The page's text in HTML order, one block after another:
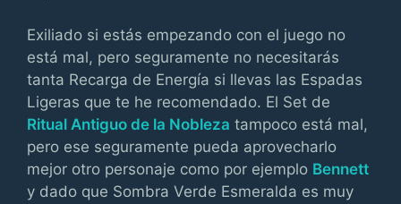
Exiliado si estás empezando con el juego no
está mal, pero seguramente no necesitarás
tanta Recarga de Energía si llevas las Espadas
Ligeras que te he recomendado. El Set de
Ritual Antiguo de la Nobleza tampoco está mal,
pero ese seguramente pueda aprovecharlo
mejor otro personaje como por ejemplo Bennett
y dado que Sombra Verde Esmeralda es muy